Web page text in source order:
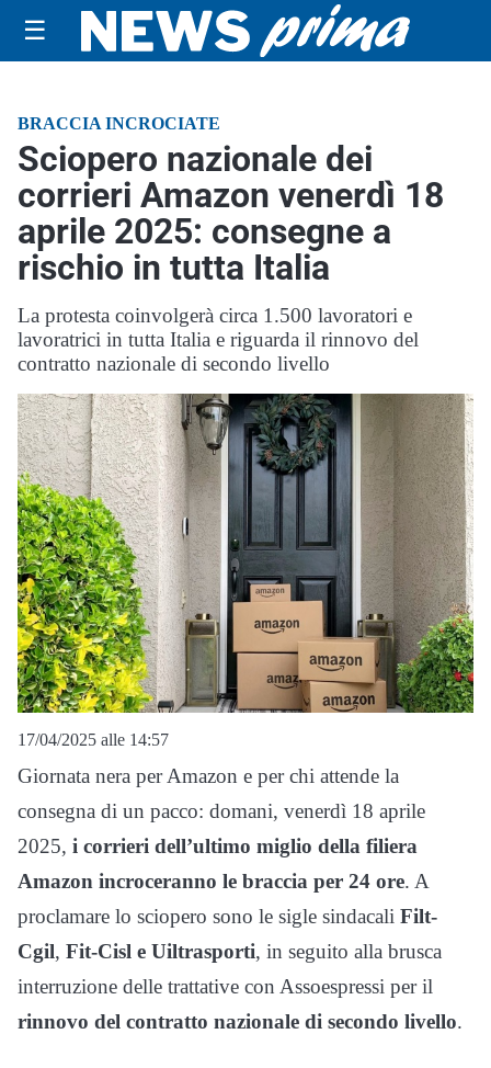
☰
BRACCIA INCROCIATE
Sciopero nazionale dei
corrieri Amazon venerdì 18
aprile 2025: consegne a
rischio in tutta Italia
La protesta coinvolgerà circa 1.500 lavoratori e
lavoratrici in tutta Italia e riguarda il rinnovo del
contratto nazionale di secondo livello
17/04/2025 alle 14:57
Giornata nera per Amazon e per chi attende la
consegna di un pacco: domani, venerdì 18 aprile
2025, i corrieri dell’ultimo miglio della filiera
Amazon incroceranno le braccia per 24 ore. A
proclamare lo sciopero sono le sigle sindacali Filt-
Cgil, Fit-Cisl e Uiltrasporti, in seguito alla brusca
interruzione delle trattative con Assoespressi per il
rinnovo del contratto nazionale di secondo livello.